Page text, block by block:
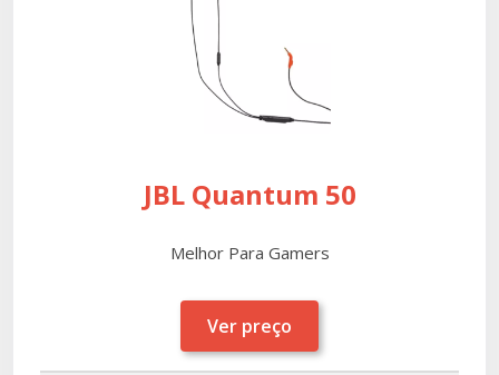
JBL Quantum 50
Melhor Para Gamers
Ver preço